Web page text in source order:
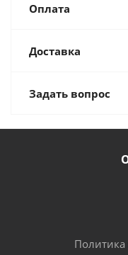
Оплата
Доставка
Задать вопрос